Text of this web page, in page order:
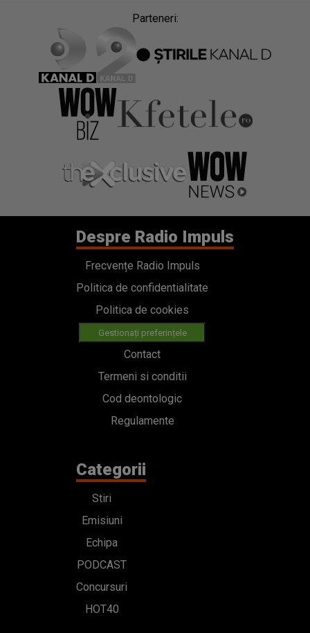
Parteneri:
Despre Radio Impuls
Frecvențe Radio Impuls
Politica de confidentialitate
Politica de cookies
Gestionați preferințele
Contact
Termeni si conditii
Cod deontologic
Regulamente
Categorii
Stiri
Emisiuni
Echipa
PODCAST
Concursuri
HOT40